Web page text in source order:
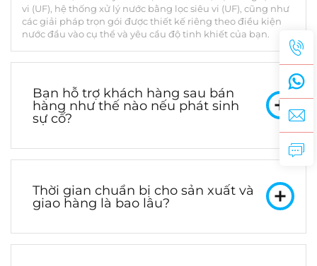
vi (UF), hệ thống xử lý nước bằng lọc siêu vi (UF), cũng như
các giải pháp trọn gói được thiết kế riêng theo điều kiện
nước đầu vào cụ thể và yêu cầu độ tinh khiết của bạn.
Bạn hỗ trợ khách hàng sau bán
hàng như thế nào nếu phát sinh
sự cố?
Thời gian chuẩn bị cho sản xuất và
giao hàng là bao lâu?